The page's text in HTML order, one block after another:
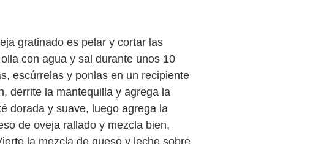
gratinado es pelar y cortar las
con agua y sal durante unos 10
escúrrelas y ponlas en un recipiente
derrite la mantequilla y agrega la
dorada y suave, luego agrega la
de oveja rallado y mezcla bien,
la mezcla de queso y leche sobre